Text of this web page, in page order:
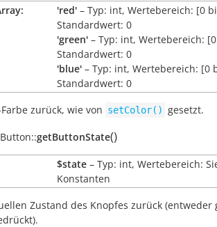
'red' – Typ: int, Wertebereich: [0
Standardwert: 0
'green' – Typ: int, Wertebereich:
Standardwert: 0
'blue' – Typ: int, Wertebereich: [0
Standardwert: 0
zurück, wie von setColor() gesetzt.
getButtonState()
$state – Typ: int, Wertebereich:
Konstanten
Zustand des Knopfes zurück (entweder